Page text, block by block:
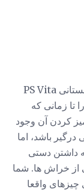
به اندازه کافی ساده است که به طور منظم لهستانی PS Vita
تا زمانی که
کردن آن وجود
باشد، اما
داشتن دستی
از خراش ها. شما
واقعا